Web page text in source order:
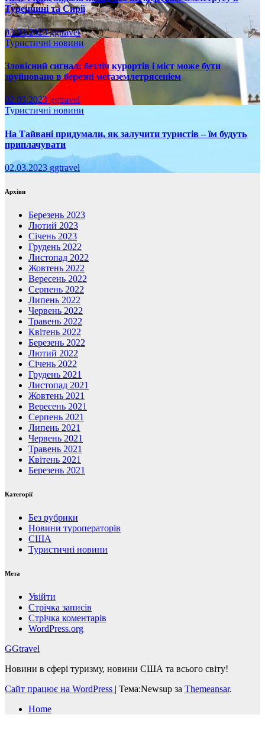
Туреччині та Сирії
03.03.2023ggtravel
Туристичні новини
Зловісний сигнал: безліч курортів і міст може бути
зруйновано в березні мегаземлетрясеніем
02.03.2023 ggtravel
Туристичні новини
На Тайвані придумали, як залучити туристів – їм будуть
приплачувати
02.03.2023 ggtravel
Архіви
Березень 2023
Лютий 2023
Січень 2023
Грудень 2022
Листопад 2022
Жовтень 2022
Вересень 2022
Серпень 2022
Липень 2022
Червень 2022
Травень 2022
Квітень 2022
Березень 2022
Лютий 2022
Січень 2022
Грудень 2021
Листопад 2021
Жовтень 2021
Вересень 2021
Серпень 2021
Липень 2021
Червень 2021
Травень 2021
Квітень 2021
Березень 2021
Категорії
Без рубрики
Новини туроператорів
США
Туристичні новини
Мета
Увійти
Стрічка записів
Стрічка коментарів
WordPress.org
GGtravel
Новини в сфері туризму, новини США та всього світу!
Сайт працює на WordPress | Тема:Newsup за Themeansar.
Home